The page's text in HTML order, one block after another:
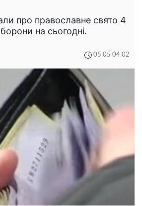
про православне свято 4
на сьогодні.
05:05 04.02